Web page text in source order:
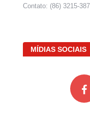
Contato: (86) 3215-
MÍDIAS SOCIAIS